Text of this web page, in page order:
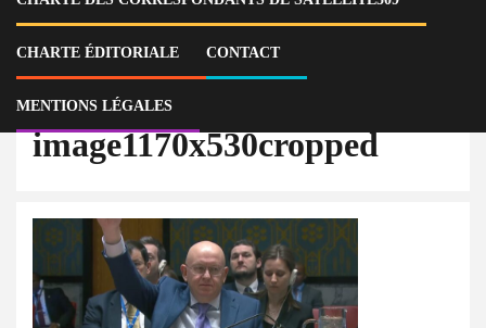
CHARTE ÉDITORIALE CONTACT
MENTIONS LÉGALES
Home
Actu
Haïti : la Russie et la Chine prêtes à soutenir une mission de paix de
l’Onu
image1170x530cropped